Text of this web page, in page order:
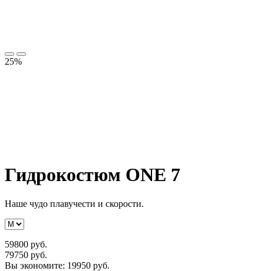
25%
Гидрокостюм ONE 7
Наше чудо плавучести и скорости.
59800 руб.
79750 руб.
Вы экономите: 19950 руб.